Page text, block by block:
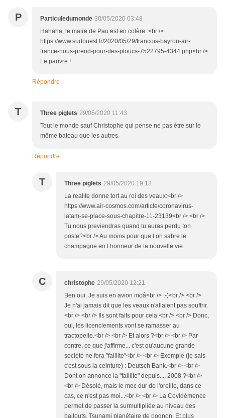
P Particuledumonde 30/05/2020 03:48
Hahaha, le maire de Pau est en colère :<br />
https://www.sudouest.fr/2020/05/29/francois-bayrou-air-
france-nous-prend-pour-des-ploucs-7522795-4344.php<br />
Le pauvre !
Répondre
T Three piglets 29/05/2020 11:43
Tout le monde sauf Christophe qui pense ne pas étre sur le
même bateau que les autres.
Répondre
T Three piglets 29/05/2020 19:13
La realite donne tort au roi des veaux:<br />
https://www.air-cosmos.com/article/coronavirus-
latam-se-place-sous-chapitre-11-23139<br /> <br />
Tu nous previendras quand tu auras perdu ton
poste?<br /> Au moins pour que l on sabre le
champagne en l honneur de ta nouvelle vie.
C christophe 29/05/2020 12:21
Ben oui. Je suis en avion moâ<br /> ;-)<br /> <br />
Je n'ai jamais dit que les veaux n'allaient pas souffrir.
<br /> <br /> Ils sont faits pour cela.<br /> <br /> Donc,
oui, les licenciements vont se ramasser au
tractopelle.<br /> <br /> Et alors ?<br /> <br /> Par
contre, ce que j'affirme... c'est qu'aucune grande
société ne fera "faillite"<br /> <br /> Exemple (je sais
c'est sous la ceinture) : Deutsch Bank.<br /> <br />
Dont on annonce la "faillite" depuis.... 2008 ?<br />
<br /> Désolé, mais le mec dur de l'oreille, dans ce
cas, ce n'est pas moi...<br /> <br /> La Covidémence
permet de passer la surmultipliée au niveau des
bailouts. Tsunami planétaire de pognon. Et plus